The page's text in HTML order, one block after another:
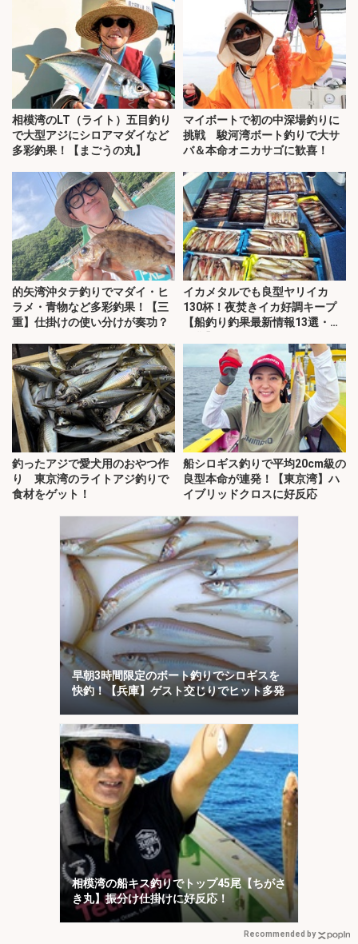
相模湾のLT（ライト）五目釣り
で大型アジにシロアマダイなど
多彩釣果！【まごうの丸】
マイボートで初の中深場釣りに
挑戦 駿河湾ボート釣りで大サ
バ＆本命オニカサゴに歓喜！
的矢湾沖タテ釣りでマダイ・ヒ
ラメ・青物など多彩釣果！【三
重】仕掛けの使い分けが奏功？
イカメタルでも良型ヤリイカ
130杯！夜焚きイカ好調キープ
【船釣り釣果最新情報13選・玄
釣ったアジで愛犬用のおやつ作
り 東京湾のライトアジ釣りで
食材をゲット！
船シロギス釣りで平均20cm級の
良型本命が連発！【東京湾】ハ
イブリッドクロスに好反応
早朝3時間限定のボート釣りでシロギスを
快釣！【兵庫】ゲスト交じりでヒット多発
相模湾の船キス釣りでトップ45尾【ちがさ
き丸】振分け仕掛けに好反応！
Recommended by